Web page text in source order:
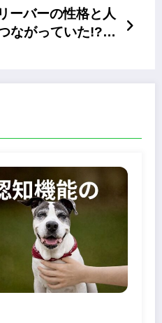
ーバーの性格と人
ながっていた!?